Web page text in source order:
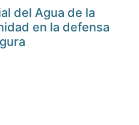
del Agua de la
en la defensa